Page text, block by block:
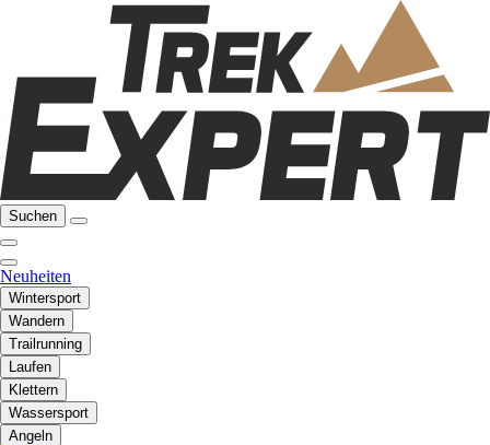
Suchen
Neuheiten
Wintersport
Wandern
Trailrunning
Laufen
Klettern
Wassersport
Angeln